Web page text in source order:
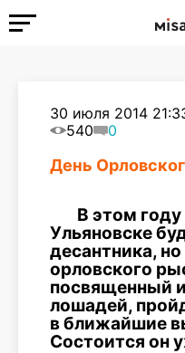
30 июля 2014
540
0
День
В этом году
Ульяновске
десантника,
орловского
посвященный
лошадей,
в ближайшие
Состоится он